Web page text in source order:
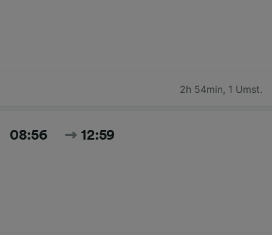
2h 54min, 1 Umst.
08:56 12:59